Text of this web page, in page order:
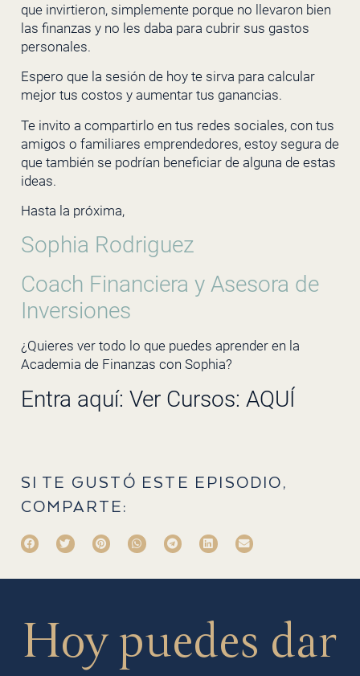
que invirtieron, simplemente porque no llevaron bien
las finanzas y no les daba para cubrir sus gastos
personales.
Espero que la sesión de hoy te sirva para calcular
mejor tus costos y aumentar tus ganancias.
Te invito a compartirlo en tus redes sociales, con tus
amigos o familiares emprendedores, estoy segura de
que también se podrían beneficiar de alguna de estas
ideas.
Hasta la próxima,
Sophia Rodriguez
Coach Financiera y Asesora de
Inversiones
¿Quieres ver todo lo que puedes aprender en la
Academia de Finanzas con Sophia?
Entra aquí: Ver Cursos: AQUÍ
SI TE GUSTÓ ESTE EPISODIO,
COMPARTE:
Hoy puedes dar